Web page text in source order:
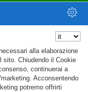
alla elaborazione
Chiudendo il Cookie
continuerai a
Acconsentendo
potremo offrirti